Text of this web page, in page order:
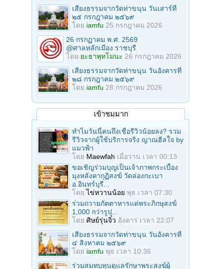
เสียงธรรมจากวัดท่าขนุน วันเสาร์ที่
๒๕ กรกฎาคม ๒๕๖๙
โดย iamfu 25 กรกฎาคม 2026
26 กรกฏาคม พ.ศ. 2569
@ศาลหลักเมือง ราชบุรี
โดย ยะธาพุทโมนะ 26 กรกฎาคม 2026
เสียงธรรมจากวัดท่าขนุน วันอังคารที่
๒๘ กรกฎาคม ๒๕๖๙
โดย iamfu 28 กรกฎาคม 2026
เข้าชมมาก
ทำไมวันนี้คนถึงเชื่อรีวิวน้อยลง? รวม
รีวิวจากผู้ใช้บริการจริง ญาณฮีลใจ by
แมวฟ้า
โดย Maewfah เมื่อวาน เวลา 00:13
ขอเชิญร่วมบุญเป็นเจ้าภาพกระเบื้อง
มุงหลังคากุฏิสงฆ์ วัดล่องกะเบา
อ.อินทร์บุรี...
โดยไข่หวานน้อย พุธ เวลา 07:30
ร่วมถวายภัตตาหารแด่พระภิกษุสงฆ์
1,000 กว่ารูป...
โดย ศิษย์รุ่นจิ๋ว อังคาร เวลา 22:07
เสียงธรรมจากวัดท่าขนุน วันอังคารที่
๔ สิงหาคม ๒๕๖๙
โดย iamfu พุธ เวลา 10:36
ร่วมสมทบทุนดูแลรักษาพระสงฆ์ผู้